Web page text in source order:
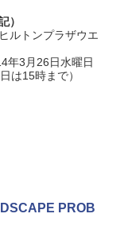
）
ルトンプラザウエ
年3月26日水曜日
は15時まで）
PROB